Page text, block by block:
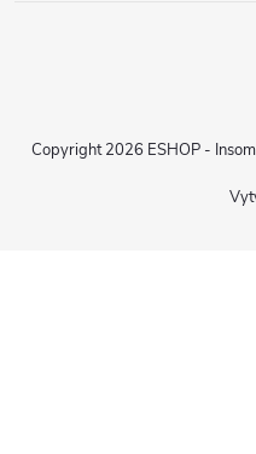
Copyright 2026 ESHOP -